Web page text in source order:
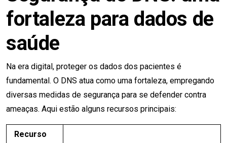
fortaleza para dados de
saúde
Na era digital, proteger os dados dos pacientes é
fundamental. O DNS atua como uma fortaleza, empregando
diversas medidas de segurança para se defender contra
ameaças. Aqui estão alguns recursos principais:
Recurso